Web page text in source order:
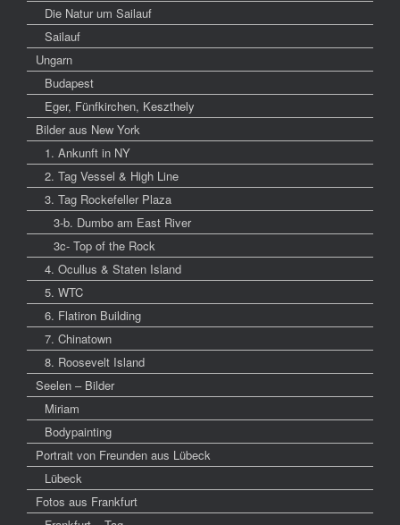
Die Natur um Sailauf
Sailauf
Ungarn
Budapest
Eger, Fünfkirchen, Keszthely
Bilder aus New York
1. Ankunft in NY
2. Tag Vessel & High Line
3. Tag Rockefeller Plaza
3-b. Dumbo am East River
3c- Top of the Rock
4. Ocullus & Staten Island
5. WTC
6. Flatiron Building
7. Chinatown
8. Roosevelt Island
Seelen – Bilder
Miriam
Bodypainting
Portrait von Freunden aus Lübeck
Lübeck
Fotos aus Frankfurt